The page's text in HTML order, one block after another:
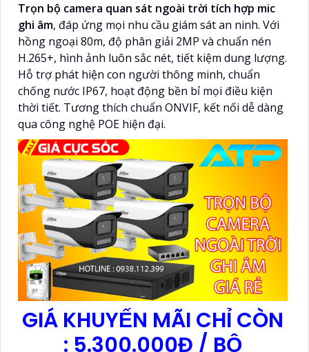
Trọn bộ camera quan sát ngoài trời tích hợp mic
ghi âm, đáp ứng mọi nhu cầu giám sát an ninh. Với
hồng ngoại 80m, độ phân giải 2MP và chuẩn nén
H.265+, hình ảnh luôn sắc nét, tiết kiệm dung lượng.
Hỗ trợ phát hiện con người thông minh, chuẩn
chống nước IP67, hoạt động bền bỉ mọi điều kiện
thời tiết. Tương thích chuẩn ONVIF, kết nối dễ dàng
qua công nghệ POE hiện đại.
GIÁ KHUYẾN MÃI CHỈ CÒN
: 5.300.000Đ / BỘ